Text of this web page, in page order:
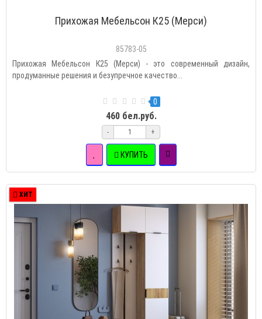
Прихожая Мебельсон К25 (Мерси)
85783-05
Прихожая Мебельсон К25 (Мерси) - это современный дизайн,
продуманные решения и безупречное качество...
0
460 бел.руб.
- +
КУПИТЬ
ХИТ